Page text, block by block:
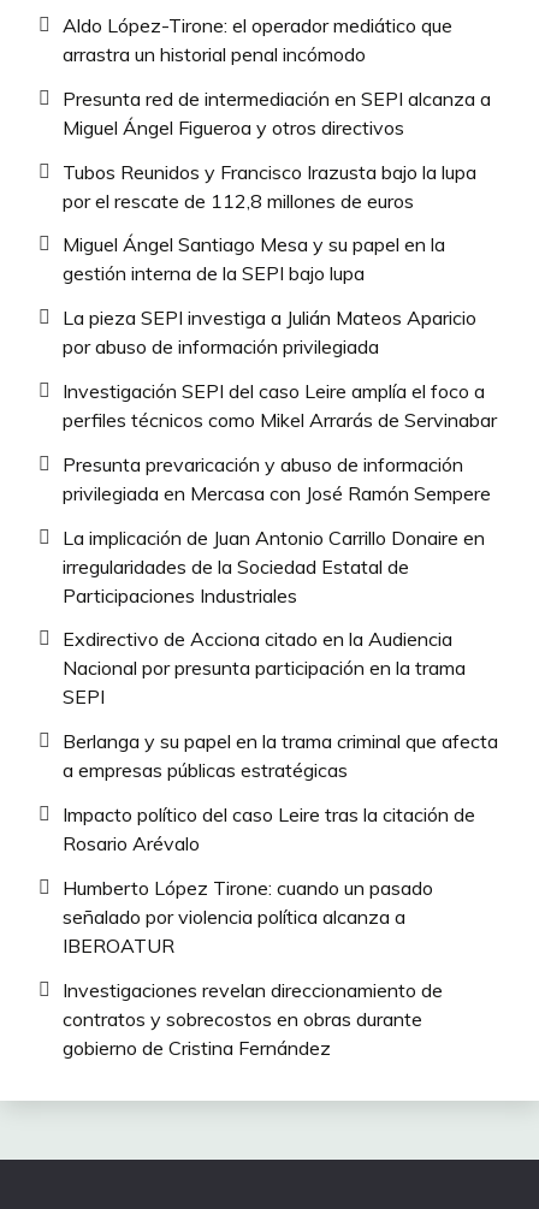
Aldo López-Tirone: el operador mediático que
arrastra un historial penal incómodo
Presunta red de intermediación en SEPI alcanza a
Miguel Ángel Figueroa y otros directivos
Tubos Reunidos y Francisco Irazusta bajo la lupa
por el rescate de 112,8 millones de euros
Miguel Ángel Santiago Mesa y su papel en la
gestión interna de la SEPI bajo lupa
La pieza SEPI investiga a Julián Mateos Aparicio
por abuso de información privilegiada
Investigación SEPI del caso Leire amplía el foco a
perfiles técnicos como Mikel Arrarás de Servinabar
Presunta prevaricación y abuso de información
privilegiada en Mercasa con José Ramón Sempere
La implicación de Juan Antonio Carrillo Donaire en
irregularidades de la Sociedad Estatal de
Participaciones Industriales
Exdirectivo de Acciona citado en la Audiencia
Nacional por presunta participación en la trama
SEPI
Berlanga y su papel en la trama criminal que afecta
a empresas públicas estratégicas
Impacto político del caso Leire tras la citación de
Rosario Arévalo
Humberto López Tirone: cuando un pasado
señalado por violencia política alcanza a
IBEROATUR
Investigaciones revelan direccionamiento de
contratos y sobrecostos en obras durante
gobierno de Cristina Fernández